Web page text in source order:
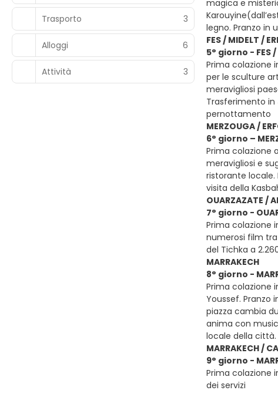
Trasporto 3
Alloggi 6
Attività 3
magica e
legno. Pranzo in
FES / MIDELT /
5° giorno - FES /
Prima colazione
per le sculture
meravigliosi
Trasferimento in
pernottamento
MERZOUGA /
6° giorno –
Prima colazione
meravigliosi e
ristorante locale.
visita della
OUARZAZATE /
7° giorno -
Prima colazione
numerosi film tra
del Tichka a
MARRAKECH
8° giorno -
Prima colazione
Youssef. Pranzo
piazza cambia
anima con
locale della
MARRAKECH /
9° giorno -
Prima colazione
dei servizi